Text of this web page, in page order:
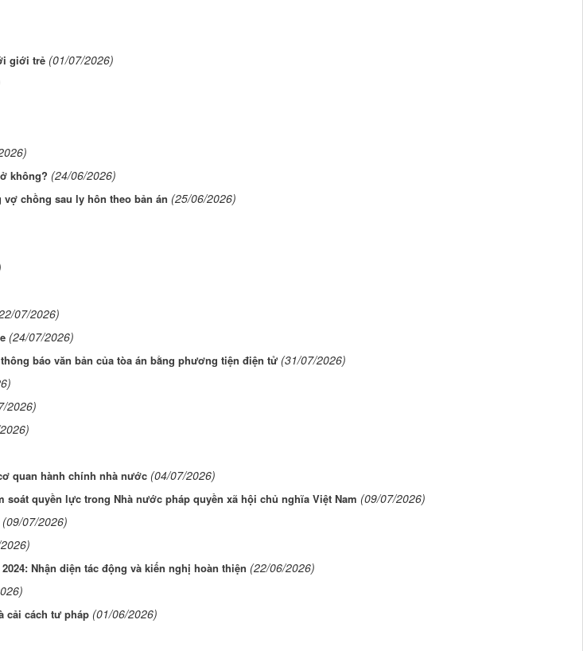
giới trẻ (01/07/2026)
không? (24/06/2026)
chồng sau ly hôn theo bản án (25/06/2026)
07/2026)
(24/07/2026)
báo văn bản của tòa án bằng phương tiện điện tử (31/07/2026)
2026)
quan hành chính nhà nước (04/07/2026)
quyền lực trong Nhà nước pháp quyền xã hội chủ nghĩa Việt Nam (09/07/2026)
(09/07/2026)
Nhận diện tác động và kiến nghị hoàn thiện (22/06/2026)
cải cách tư pháp (01/06/2026)